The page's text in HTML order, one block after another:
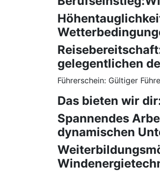
gelegentlichen
Führerschein: Gültiger
Das bieten wir
Spannendes
dynamischen